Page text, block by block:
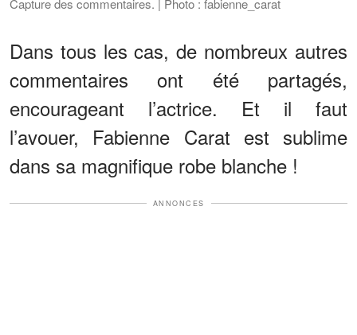
Capture des commentaires. | Photo : fabienne_carat
Dans tous les cas, de nombreux autres
commentaires ont été partagés,
encourageant l’actrice. Et il faut
l’avouer, Fabienne Carat est sublime
dans sa magnifique robe blanche !
ANNONCES